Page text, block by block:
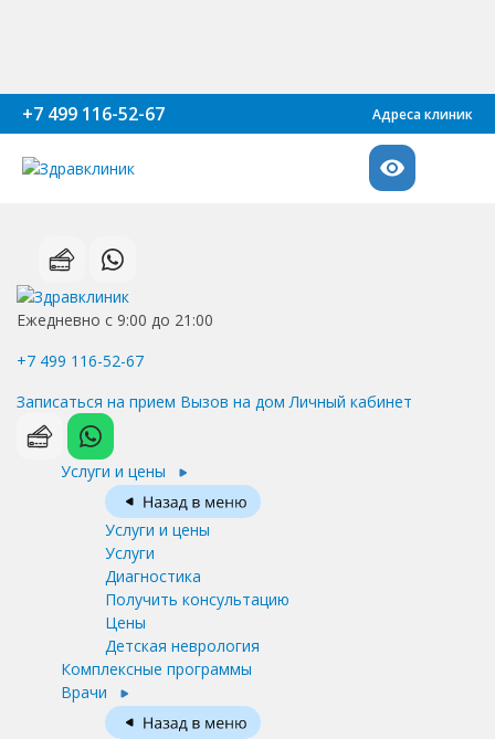
+7 499 116-52-67 Адреса клиник
Ежедневно с 9:00 до 21:00
+7 499 116-52-67
Записаться на прием Вызов на дом Личный кабинет
Услуги и цены
Услуги и цены
Услуги
Диагностика
Получить консультацию
Цены
Детская неврология
Комплексные программы
Врачи